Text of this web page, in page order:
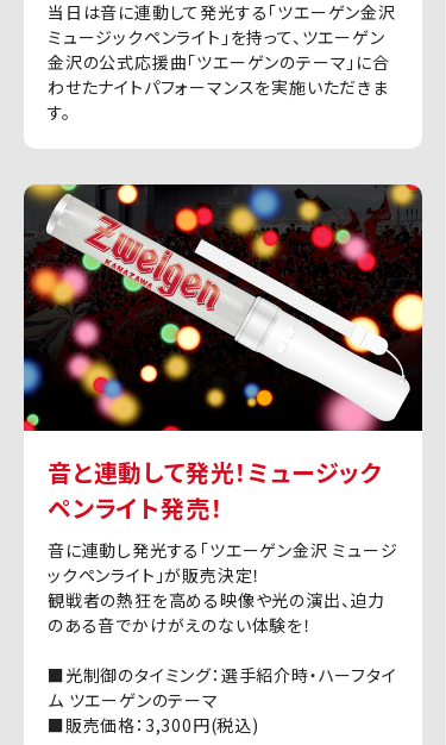
当日は音に連動して発光する「ツエーゲン金沢
ミュージックペンライト」を持って、ツエーゲン
金沢の公式応援曲「ツエーゲンのテーマ」に合
わせたナイトパフォーマンスを実施いただきま
す。
音と連動して発光！ミュージック
ペンライト発売！
音に連動し発光する「ツエーゲン金沢 ミュージ
ックペンライト」が販売決定！
観戦者の熱狂を高める映像や光の演出、迫力
のある音でかけがえのない体験を！
■光制御のタイミング：選手紹介時・ハーフタイ
ム ツエーゲンのテーマ
■販売価格：3,300円(税込)